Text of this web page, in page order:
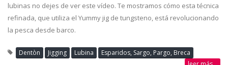
lubinas no dejes de ver este vídeo. Te mostramos cómo esta técnica
refinada, que utiliza el Yummy jig de tungsteno, está revolucionando
la pesca desde barco.
Dentòn Jigging Lubina
Esparidos, Sargo, Pargo, Breca